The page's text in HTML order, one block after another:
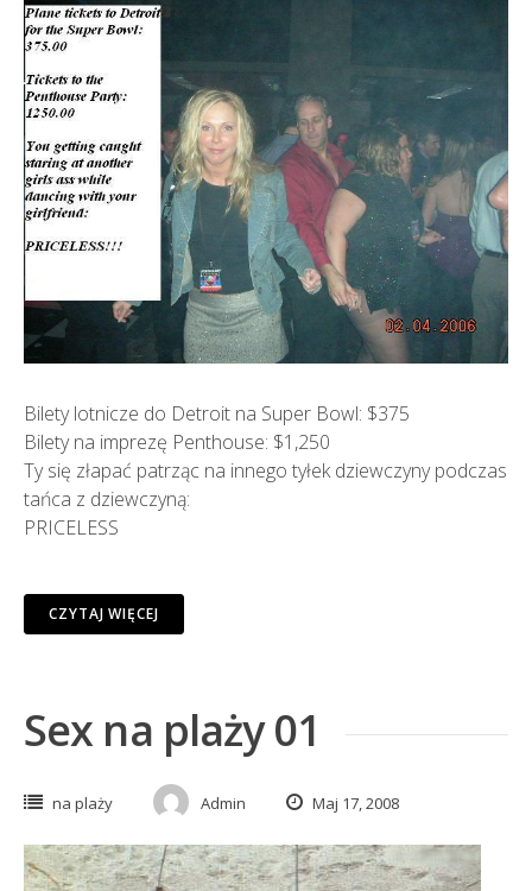
Bilety lotnicze do Detroit na Super Bowl: $375
Bilety na imprezę Penthouse: $1,250
Ty się złapać patrząc na innego tyłek dziewczyny podczas
tańca z dziewczyną:
PRICELESS
CZYTAJ WIĘCEJ
Sex na plaży 01
na plaży Admin Maj 17, 2008